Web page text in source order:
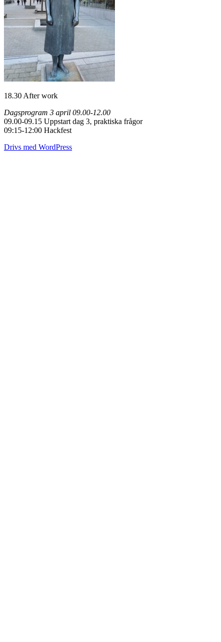
18.30 After work
Dagsprogram 3 april 09.00-12.00
09.00-09.15 Uppstart dag 3, praktiska frågor
09:15-12:00 Hackfest
Drivs med WordPress